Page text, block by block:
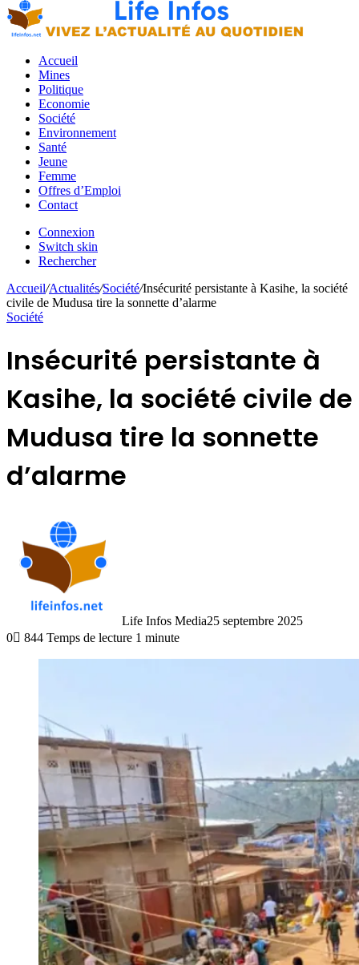
Accueil
Mines
Politique
Economie
Société
Environnement
Santé
Jeune
Femme
Offres d’Emploi
Contact
Connexion
Switch skin
Rechercher
Accueil/Actualités/Société/Insécurité persistante à Kasihe, la société
civile de Mudusa tire la sonnette d’alarme
Société
Insécurité persistante à
Kasihe, la société civile de
Mudusa tire la sonnette
d’alarme
Life Infos Media25 septembre 2025
0
844 Temps de lecture 1 minute